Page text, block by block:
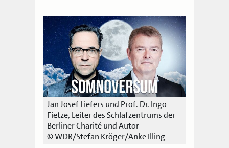
Jan Josef Liefers und Prof. Dr. Ingo
Fietze, Leiter des Schlafzentrums der
Berliner Charité und Autor
© WDR/Stefan Kröger/Anke Illing